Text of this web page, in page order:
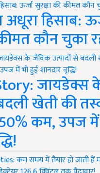
हिसाब:
कौन चुका
जायडेक्स
खेती की
कम, उपज